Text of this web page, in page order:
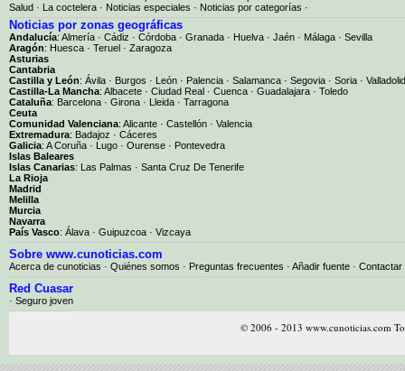
Salud · La coctelera · Noticias especiales · Noticias por categorías ·
Noticias por zonas geográficas
Andalucía: Almería · Cádiz · Córdoba · Granada · Huelva · Jaén · Málaga · Sevilla
Aragón: Huesca · Teruel · Zaragoza
Asturias
Cantabria
Castilla y León: Ávila · Burgos · León · Palencia · Salamanca · Segovia · Soria · Valladolid
Castilla-La Mancha: Albacete · Ciudad Real · Cuenca · Guadalajara · Toledo
Cataluña: Barcelona · Girona · Lleida · Tarragona
Ceuta
Comunidad Valenciana: Alicante · Castellón · Valencia
Extremadura: Badajoz · Cáceres
Galicia: A Coruña · Lugo · Ourense · Pontevedra
Islas Baleares
Islas Canarias: Las Palmas · Santa Cruz De Tenerife
La Rioja
Madrid
Melilla
Murcia
Navarra
País Vasco: Álava · Guipuzcoa · Vizcaya
Sobre www.cunoticias.com
Acerca de cunoticias · Quiénes somos · Preguntas frecuentes · Añadir fuente · Contactar
Red Cuasar
· Seguro joven
© 2006 - 2013 www.cunoticias.com